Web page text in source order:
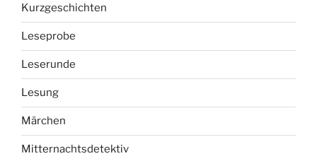
Kurzgeschichten
Leseprobe
Leserunde
Lesung
Märchen
Mitternachtsdetektiv